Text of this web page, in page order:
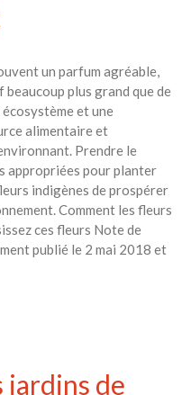
un parfum agréable,
plus grand que de
et une
alimentaire et
Prendre le
appropriées pour planter
indigènes de prospérer
Comment les fleurs
ces fleurs Note de
publié le 2 mai 2018 et
jardins de